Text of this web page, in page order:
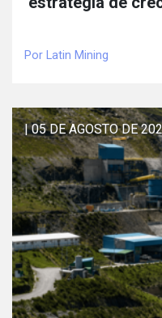
Por Latin Mining
| 05 DE AGOSTO DE